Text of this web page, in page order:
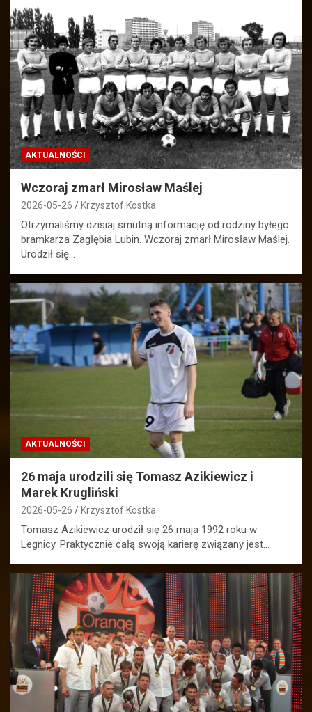
AKTUALNOŚCI
Wczoraj zmarł Mirosław Maślej
2026-05-26 Krzysztof Kostka
Otrzymaliśmy dzisiaj smutną informację od rodziny byłego
bramkarza Zagłębia Lubin. Wczoraj zmarł Mirosław Maślej.
Urodził się…
AKTUALNOŚCI
26 maja urodzili się Tomasz Azikiewicz i
Marek Krugliński
2026-05-26 Krzysztof Kostka
Tomasz Azikiewicz urodził się 26 maja 1992 roku w
Legnicy. Praktycznie całą swoją karierę związany jest…